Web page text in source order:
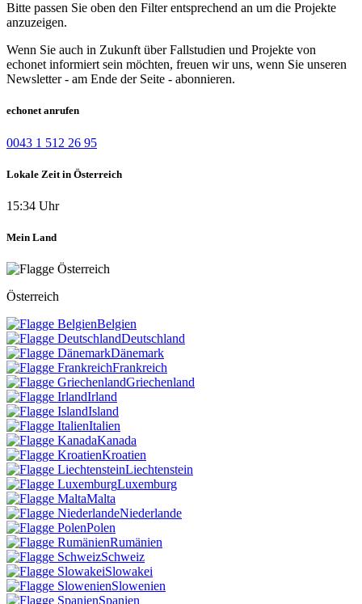
Bitte passen Sie oben den Filter entsprechend an um die Projekte
anzuzeigen.
Wenn Sie auch in Zukunft über Fallstudien und Projekte von
echonet informiert sein möchten, freuen wir uns, wenn Sie unseren
Newsletter - am Ende der Seite - abonnieren.
echonet anrufen
0043 1 512 26 95
Lokale Zeit in Österreich
15:34 Uhr
Mein Land
Österreich
Belgien
Deutschland
Dänemark
Frankreich
Griechenland
Irland
Island
Italien
Kanada
Kroatien
Liechtenstein
Luxemburg
Malta
Niederlande
Polen
Rumänien
Schweiz
Slowakei
Slowenien
Spanien